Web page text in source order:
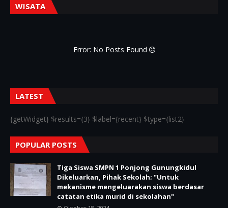
WISATA
Error: No Posts Found
LATEST
{getWidget} $results={3} $label={recent} $type={list2}
POPULAR POSTS
Tiga Siswa SMPN 1 Ponjong Gunungkidul
Dikeluarkan, Pihak Sekolah; "Untuk
mekanisme mengeluarakan siswa berdasar
catatan etika murid di sekolahan"